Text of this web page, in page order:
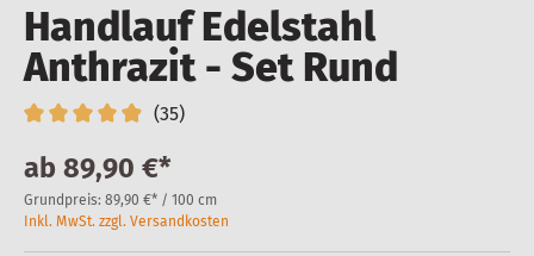
Handlauf Edelstahl
Anthrazit - Set Rund
(35)
ab 89,90 €*
Grundpreis: 89,90 €* / 100 cm
Inkl. MwSt. zzgl. Versandkosten